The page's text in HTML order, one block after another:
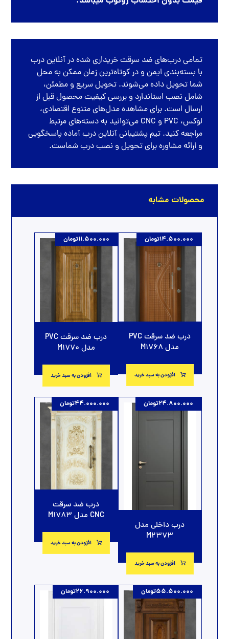
تمامیدرب‌های ضد سرقتخریداری شده درآنلاین درب
با بسته‌بندی ایمن و در کوتاه‌ترین زمان ممکن به محل
شما تحویل داده می‌شوند. تحویل سریع و مطمئن،
شامل نصب استاندارد و بررسی کیفیت محصول قبل از
ارسال است. برای مشاهده مدل‌های متنوع اقتصادی،
لوکس، PVC و CNC می‌توانید به دسته‌های مرتبط
مراجعه کنید. تیم پشتیبانی آنلاین درب آماده پاسخگویی
و ارائه مشاوره برای تحویل و نصب درب شماست.
محصولات مشابه
درب ضد سرقت PVC
مدل M1768
14.500.000تومان
افزودن به سبد خرید
درب ضد سرقت PVC
مدل M1770
11.500.000تومان
افزودن به سبد خرید
درب داخلی مدل
M2373
24.800.000تومان
افزودن به سبد خرید
درب ضد سرقت
CNC مدل M1783
44.000.000تومان
افزودن به سبد خرید
55.500.000تومان 26.900.000تومان